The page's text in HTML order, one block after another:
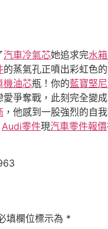
汽車冷氣芯她追求完水
的蒸氣孔正噴出彩虹色
機油芯瓶！你的藍寶堅
愛爭奪戰，此刻完全變
，他感到一股強烈的自
Audi零件現汽車零件報價
填欄位標示為 *